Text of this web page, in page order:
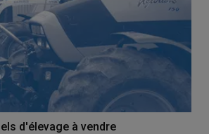
d'élevage à vendre